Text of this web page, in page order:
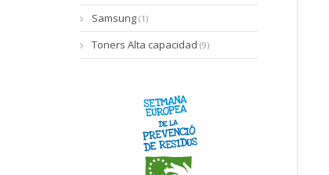
Samsung (1)
Toners Alta capacidad (9)